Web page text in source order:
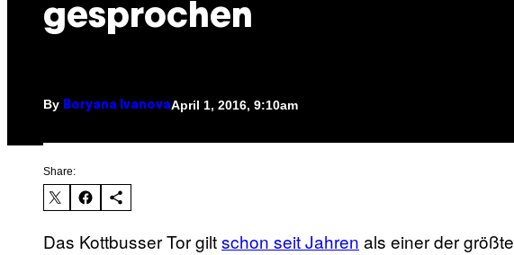
gesprochen
By Boryana IvanovaApril 1, 2016, 9:10am
Share:
Das Kottbusser Tor giltschon seit Jahren als einer der